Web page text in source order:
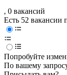
, 0 вакансий
Есть 52 вакансии
Попробуйте
По вашему